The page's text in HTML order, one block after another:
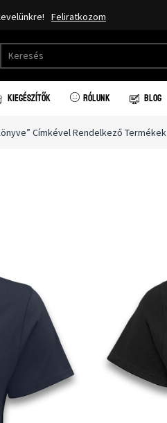
Feliratkozom
KIEGÉSZÍTŐK RÓLUNK BLOG
Címkével Rendelkező Termékek